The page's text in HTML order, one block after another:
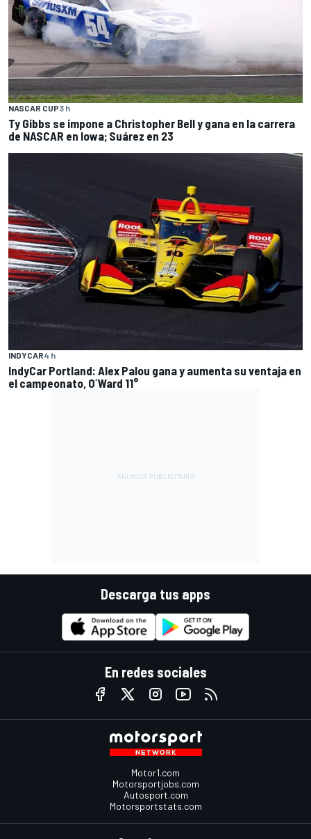
NASCAR CUP3 h
Ty Gibbs se impone a Christopher Bell y gana en la carrera
de NASCAR en Iowa; Suárez en 23
INDYCAR4 h
IndyCar Portland: Alex Palou gana y aumenta su ventaja en
el campeonato, O´Ward 11°
Descarga tus apps
En redes sociales
Motor1.com
Motorsportjobs.com
Autosport.com
Motorsportstats.com